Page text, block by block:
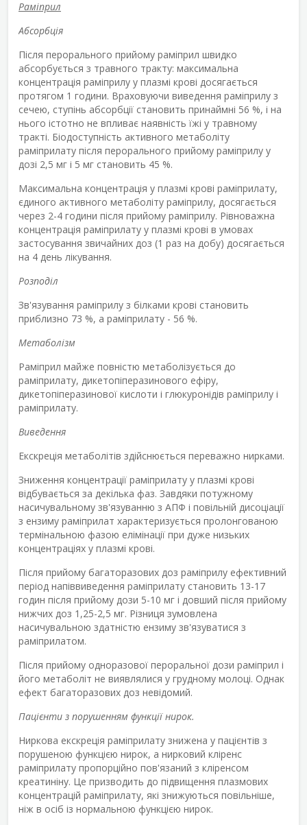
Раміприл
Абсорбція
Після перорального прийому раміприл швидко
абсорбується з травного тракту: максимальна
концентрація раміприлу у плазмі крові досягається
протягом 1 години. Враховуючи виведення раміприлу з
сечею, ступінь абсорбції становить принаймні 56 %, і на
нього істотно не впливає наявність їжі у травному
тракті. Біодоступність активного метаболіту
раміприлату після перорального прийому раміприлу у
дозі 2,5 мг і 5 мг становить 45 %.
Максимальна концентрація у плазмі крові раміприлату,
єдиного активного метаболіту раміприлу, досягається
через 2-4 години після прийому раміприлу. Рівноважна
концентрація раміприлату у плазмі крові в умовах
застосування звичайних доз (1 раз на добу) досягається
на 4 день лікування.
Розподіл
Зв'язування раміприлу з білками крові становить
приблизно 73 %, а раміприлату - 56 %.
Метаболізм
Раміприл майже повністю метаболізується до
раміприлату, дикетопіперазинового ефіру,
дикетопіперазинової кислоти і глюкуронідів раміприлу і
раміприлату.
Виведення
Екскреція метаболітів здійснюється переважно нирками.
Зниження концентрації раміприлату у плазмі крові
відбувається за декілька фаз. Завдяки потужному
насичувальному зв'язуванню з АПФ і повільній дисоціації
з ензиму раміприлат характеризується пролонгованою
термінальною фазою елімінації при дуже низьких
концентраціях у плазмі крові.
Після прийому багаторазових доз раміприлу ефективний
період напіввиведення раміприлату становить 13-17
годин після прийому дози 5-10 мг і довший після прийому
нижчих доз 1,25-2,5 мг. Різниця зумовлена
насичувальною здатністю ензиму зв'язуватися з
раміприлатом.
Після прийому одноразової пероральної дози раміприл і
його метаболіт не виявлялися у грудному молоці. Однак
ефект багаторазових доз невідомий.
Пацієнти з порушенням функції нирок.
Ниркова екскреція раміприлату знижена у пацієнтів з
порушеною функцією нирок, а нирковий кліренс
раміприлату пропорційно пов'язаний з кліренсом
креатиніну. Це призводить до підвищення плазмових
концентрацій раміприлату, які знижуються повільніше,
ніж в осіб із нормальною функцією нирок.